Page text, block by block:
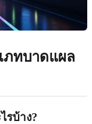
ภทบาดแผล
รบ้าง?